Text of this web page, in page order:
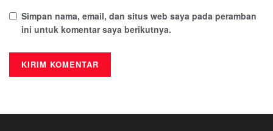
Simpan nama, email, dan situs web saya pada peramban
ini untuk komentar saya berikutnya.